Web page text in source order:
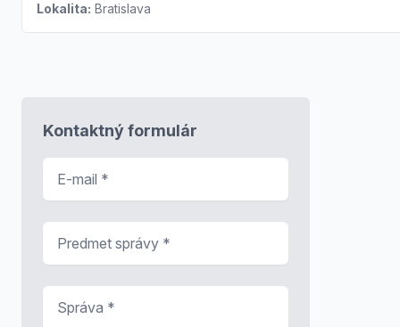
Lokalita: Bratislava
Kontaktný formulár